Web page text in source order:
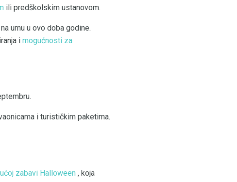
ili predškolskim ustanovom.
umu u ovo doba godine.
i mogućnosti za
i turističkim paketima.
zabavi Halloween , koja